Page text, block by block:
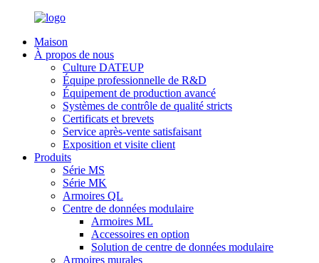
Maison
À propos de nous
Culture DATEUP
Équipe professionnelle de R&D
Équipement de production avancé
Systèmes de contrôle de qualité stricts
Certificats et brevets
Service après-vente satisfaisant
Exposition et visite client
Produits
Série MS
Série MK
Armoires QL
Centre de données modulaire
Armoires ML
Accessoires en option
Solution de centre de données modulaire
Armoires murales